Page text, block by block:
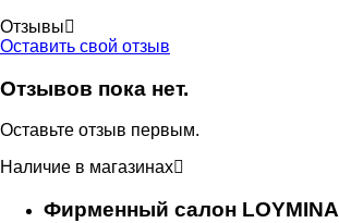
Отзывы
Оставить свой отзыв
Отзывов пока нет.
Оставьте отзыв первым.
Наличие в магазинах
Фирменный салон LOYMINA